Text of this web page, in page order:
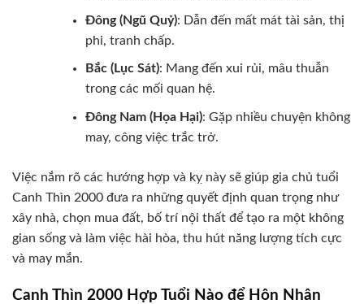
Đông (Ngũ Quỷ): Dẫn đến mất mát tài sản, thị
phi, tranh chấp.
Bắc (Lục Sát): Mang đến xui rủi, mâu thuẫn
trong các mối quan hệ.
Đông Nam (Họa Hại): Gặp nhiều chuyện không
may, công việc trắc trở.
Việc nắm rõ các hướng hợp và kỵ này sẽ giúp gia chủ tuổi
Canh Thìn 2000 đưa ra những quyết định quan trọng như
xây nhà, chọn mua đất, bố trí nội thất để tạo ra một không
gian sống và làm việc hài hòa, thu hút năng lượng tích cực
và may mắn.
Canh Thìn 2000 Hợp Tuổi Nào để Hôn Nhân